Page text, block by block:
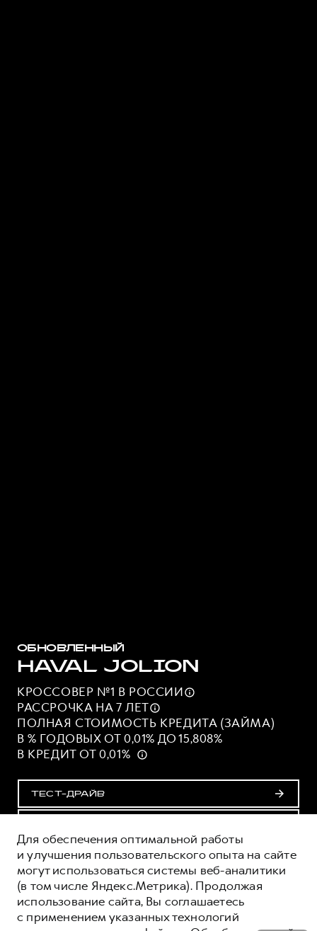
ОБНОВЛЕННЫЙ
HAVAL JOLION
КРОССОВЕР №1 В РОССИИ
РАССРОЧКА НА 7 ЛЕТ
ПОЛНАЯ СТОИМОСТЬ КРЕДИТА (ЗАЙМА)
В % ГОДОВЫХ ОТ 0,01% ДО 15,808%
В КРЕДИТ ОТ 0,01%
ТЕСТ-ДРАЙВ
ОЦЕНИВАЙТЕ СВОИ ФИНАНСОВЫЕ
ВОЗМОЖНОСТИ И РИСКИ
ИЗУЧИТЕ ВСЕ УСЛОВИЯ КРЕДИТА (ЗАЙМА) НА
САЙТЕ:
Для обеспечения оптимальной работы
и улучшения пользовательского опыта на сайте
могут использоваться системы веб-аналитики
(в том числе Яндекс.Метрика). Продолжая
использование сайта, Вы соглашаетесь
с применением указанных технологий